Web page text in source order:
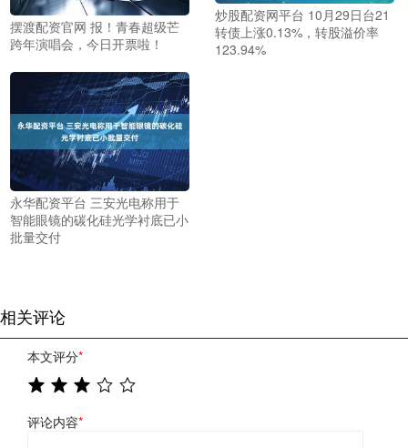
摆渡配资官网 报！青春超级芒
跨年演唱会，今日开票啦！
炒股配资网平台 10月29日台21
转债上涨0.13%，转股溢价率
123.94%
永华配资平台 三安光电称用于
智能眼镜的碳化硅光学衬底已小
批量交付
相关评论
本文评分*
评论内容*